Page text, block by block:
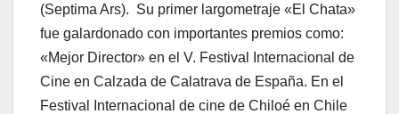
(Septima Ars). Su primer largometraje «El Chata»
fue galardonado con importantes premios como:
«Mejor Director» en el V. Festival Internacional de
Cine en Calzada de Calatrava de España. En el
Festival Internacional de cine de Chiloé en Chile